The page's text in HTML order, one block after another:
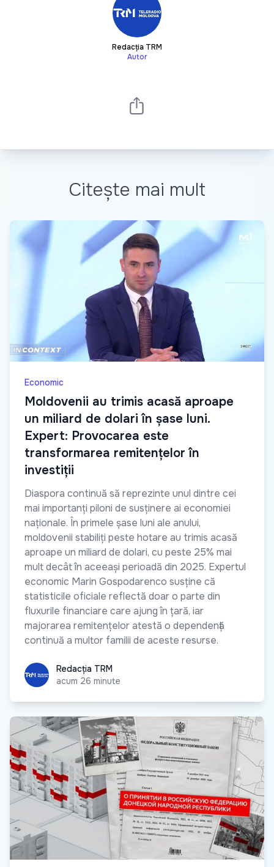
Redacția TRM
Autor
Citește mai mult
Economic
Moldovenii au trimis acasă aproape
un miliard de dolari în șase luni.
Expert: Provocarea este
transformarea remitențelor în
investiții
Diaspora continuă să reprezinte unul dintre cei
mai importanți piloni de susținere ai economiei
naționale. În primele șase luni ale anului,
moldovenii stabiliți peste hotare au trimis acasă
aproape un miliard de dolari, cu peste 25% mai
mult decât în aceeași perioadă din 2025. Expertul
economic Marin Gospodarenco susține că
statisticile oficiale reflectă doar o parte din
fluxurile financiare care ajung în țară, iar
majorarea remitențelor atestă o dependență
continuă a multor familii de aceste resurse.
Redacția TRM
Redacția TRM
acum 26 minute